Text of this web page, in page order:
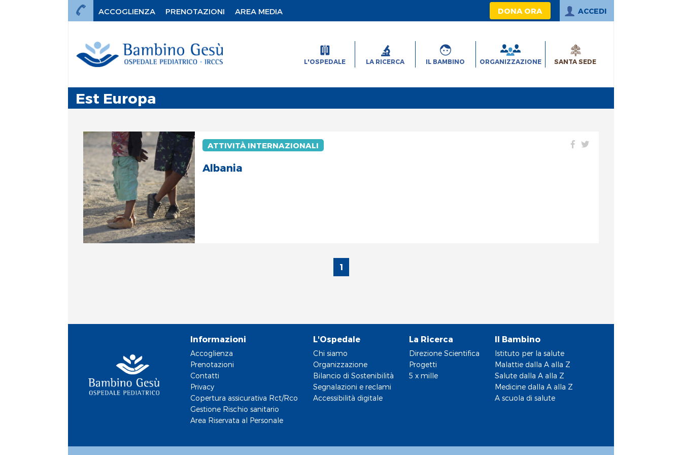
ACCOGLIENZA PRENOTAZIONI AREA MEDIA DONA ORA ACCEDI
L'OSPEDALE LA RICERCA IL BAMBINO ORGANIZZAZIONE SANTA SEDE
Est Europa
ATTIVITÀ INTERNAZIONALI
Albania
1
Informazioni
Accoglienza
Prenotazioni
Contatti
Privacy
Copertura assicurativa Rct/Rco
Gestione Rischio sanitario
Area Riservata al Personale
L'Ospedale
Chi siamo
Organizzazione
Bilancio di Sostenibilità
Segnalazioni e reclami
Accessibilità digitale
La Ricerca
Direzione Scientifica
Progetti
5 x mille
Il Bambino
Istituto per la salute
Malattie dalla A alla Z
Salute dalla A alla Z
Medicine dalla A alla Z
A scuola di salute